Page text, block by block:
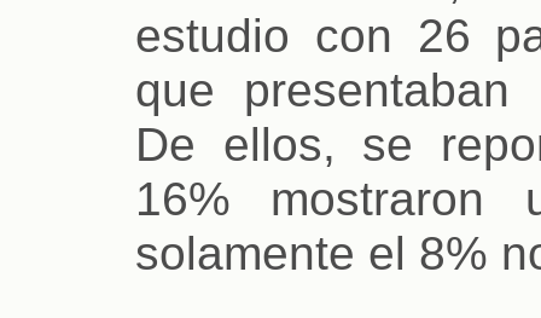
estudio con 26
que presentaban
De ellos, se
16% mostraron
solamente el 8%